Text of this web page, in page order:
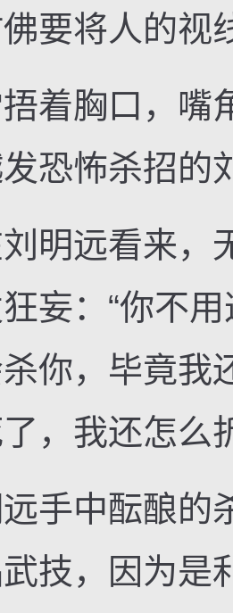
要将人的视
胸口，嘴
恐怖杀招的
远看来，
妄：“你不
你，毕竟我
了，我还怎
中酝酿的
技，因为是